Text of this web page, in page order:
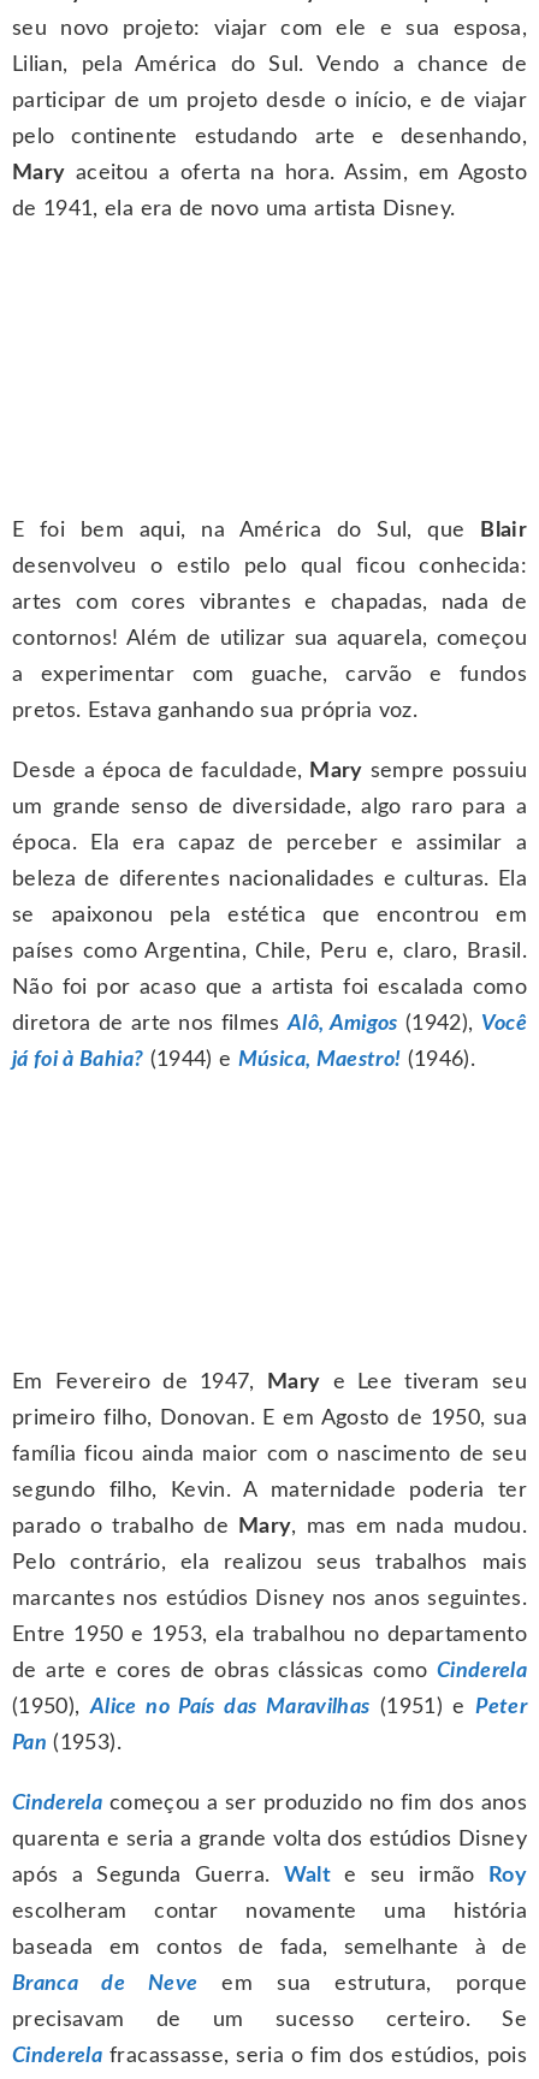
seu novo projeto: viajar com ele e sua esposa,
Lilian, pela América do Sul. Vendo a chance de
participar de um projeto desde o início, e de viajar
pelo continente estudando arte e desenhando,
Mary aceitou a oferta na hora. Assim, em Agosto
de 1941, ela era de novo uma artista Disney.
E foi bem aqui, na América do Sul, que
Blair
desenvolveu o estilo pelo qual ficou conhecida:
artes com cores vibrantes e chapadas, nada de
contornos! Além de utilizar sua aquarela, começou
a experimentar com guache, carvão e fundos
pretos. Estava ganhando sua própria voz.
Desde a época de faculdade, Mary sempre possuiu
um grande senso de diversidade, algo raro para a
época. Ela era capaz de perceber e assimilar a
beleza de diferentes nacionalidades e culturas. Ela
se apaixonou pela estética que encontrou em
países como Argentina, Chile, Peru e, claro, Brasil.
Não foi por acaso que a artista foi escalada como
diretora de arte nos filmesAlô, Amigos (1942), Você
já foi à Bahia? (1944) e Música, Maestro! (1946).
Em Fevereiro de 1947, Mary e Lee tiveram seu
primeiro filho, Donovan. E em Agosto de 1950, sua
família ficou ainda maior com o nascimento de seu
segundo filho, Kevin. A maternidade poderia ter
parado o trabalho de
Mary, mas em nada mudou.
Pelo contrário, ela realizou seus trabalhos mais
marcantes nos estúdios Disney nos anos seguintes.
Entre 1950 e 1953, ela trabalhou no departamento
de arte e cores de obras clássicas como Cinderela
(1950),Alice no País das Maravilhas (1951) ePeter
Pan (1953).
Cinderela começou a ser produzido no fim dos anos
quarenta e seria a grande volta dos estúdios Disney
após a Segunda Guerra. Walte seu irmão
Roy
escolheram contar novamente uma história
baseada em contos de fada, semelhante à de
Branca de Neve em sua estrutura, porque
precisavam de um sucesso certeiro. Se
Cinderela fracassasse, seria o fim dos estúdios, pois